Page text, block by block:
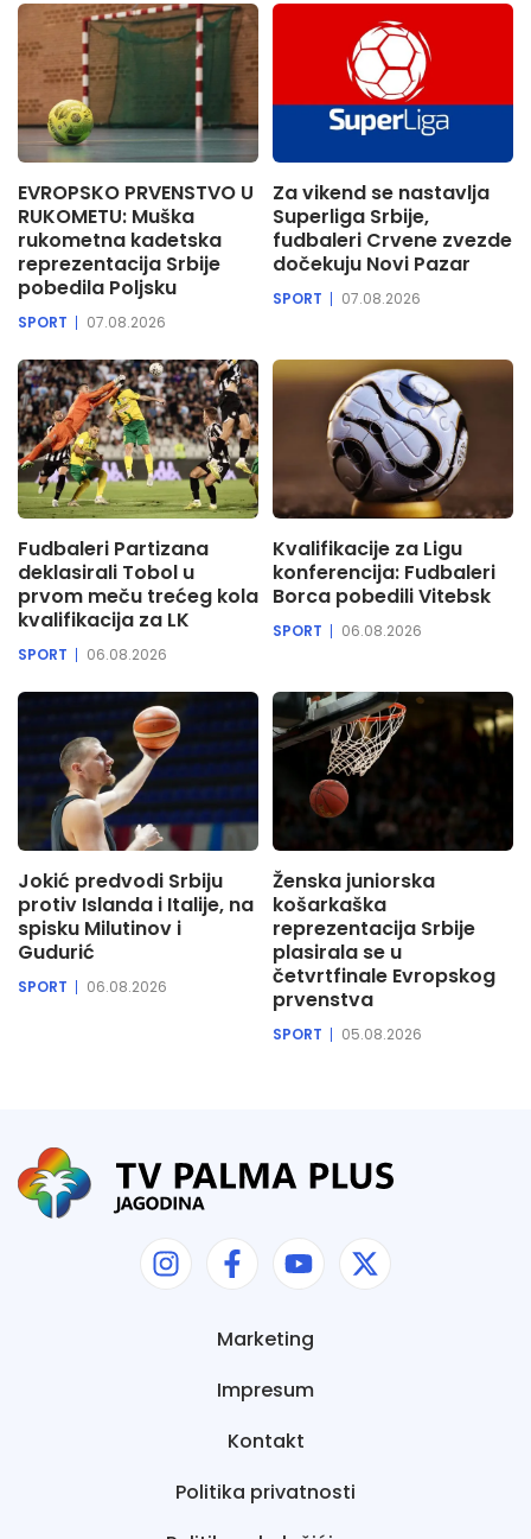
EVROPSKO PRVENSTVO U
RUKOMETU: Muška
rukometna kadetska
reprezentacija Srbije
pobedila Poljsku
SPORT 07.08.2026
Za vikend se nastavlja
Superliga Srbije,
fudbaleri Crvene zvezde
dočekuju Novi Pazar
SPORT 07.08.2026
Fudbaleri Partizana
deklasirali Tobol u
prvom meču trećeg kola
kvalifikacija za LK
SPORT 06.08.2026
Kvalifikacije za Ligu
konferencija: Fudbaleri
Borca pobedili Vitebsk
SPORT 06.08.2026
Jokić predvodi Srbiju
protiv Islanda i Italije, na
spisku Milutinov i
Gudurić
SPORT 06.08.2026
Ženska juniorska
košarkaška
reprezentacija Srbije
plasirala se u
četvrtfinale Evropskog
prvenstva
SPORT 05.08.2026
Marketing
Impresum
Kontakt
Politika privatnosti